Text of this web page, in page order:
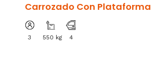
Carrozado Con Plataforma
3 550 kg 4